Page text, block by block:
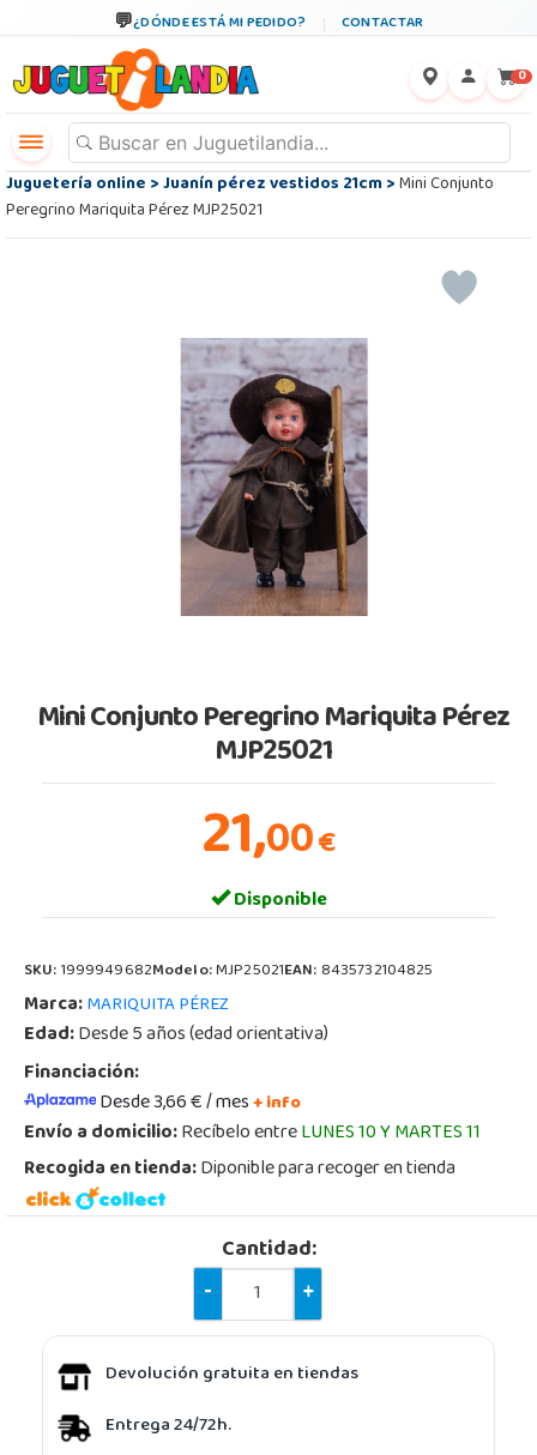
¿DÓNDE ESTÁ MI PEDIDO? CONTACTAR
0
Juguetería online>Juanín pérez vestidos 21cm>Mini Conjunto
Peregrino Mariquita Pérez MJP25021
Mini Conjunto Peregrino Mariquita Pérez
MJP25021
21,00€
Disponible
SKU:1999949682Modelo:MJP25021EAN:8435732104825
Marca:MARIQUITA PÉREZ
Edad:Desde 5 años (edad orientativa)
Financiación:
Desde 3,66 € / mes+ info
Envío a domicilio:Recíbelo entreLUNES 10 Y MARTES 11
Recogida en tienda:Diponible para recoger en tienda
Cantidad:
-
+
Devolución gratuita en tiendas
Entrega 24/72h.